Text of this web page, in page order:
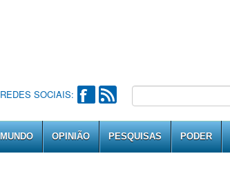
REDES SOCIAIS:
MUNDO OPINIÃO PESQUISAS PODER